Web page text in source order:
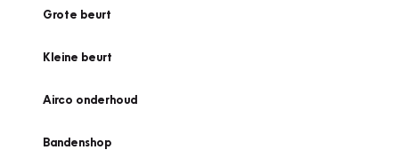
Grote beurt
Kleine beurt
Airco onderhoud
Bandenshop